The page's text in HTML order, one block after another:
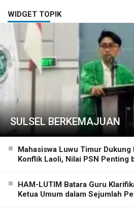
WIDGET TOPIK
SULSEL BERKEMAJUAN
Mahasiswa Luwu Timur
Konflik Laoli, Nilai PSN Penting
HAM-LUTIM Batara Guru
Ketua Umum dalam Sejumlah